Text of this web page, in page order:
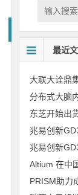
最近
分布式大脑
Altium 在中